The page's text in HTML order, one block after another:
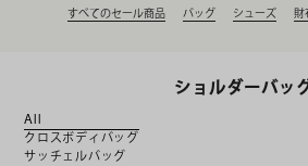
すべてのセール商品 バッグ シューズ 財
ショルダーバッ
All
クロスボディバッグ
サッチェルバッグ